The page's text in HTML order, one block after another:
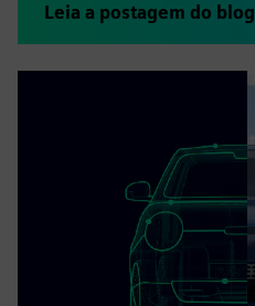
Leia a postagem do blog